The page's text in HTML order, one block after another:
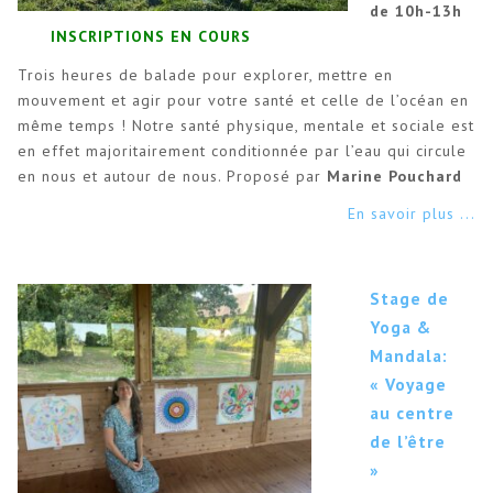
de 10h-13h
INSCRIPTIONS EN COURS
Trois heures de balade pour explorer, mettre en
mouvement et agir pour votre santé et celle de l’océan en
même temps ! Notre santé physique, mentale et sociale est
en effet majoritairement conditionnée par l’eau qui circule
en nous et autour de nous. Proposé par Marine Pouchard
En savoir plus ...
Stage de
Yoga &
Mandala:
« Voyage
au centre
de l’être
»